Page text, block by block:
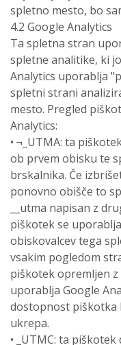
spletno mesto, bo
4.2 Google Analytics
Ta spletna stran
spletne analitike, ki
Analytics uporablja
spletni strani
mesto. Pregled
Analytics:
• ¬_UTMA: ta
ob prvem obisku te
brskalnika. Če
ponovno obišče to
__utma napisan z
piškotek se
obiskovalcev tega
vsakim pogledom
piškotek opremljen
uporablja Google
dostopnost piškotka
ukrepa.
• _UTMC: ta